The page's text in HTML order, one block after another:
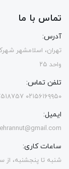
تماس با ما
آدرس:
تهران، اسلامشهر
واحد ۲۵
تلفن تماس:
۰۲۱۵۶۱۶۹۹۵۰ 09127518757
ایمیل:
ساعات کاری: